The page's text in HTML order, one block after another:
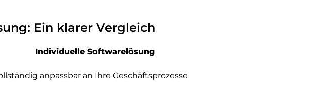
Ein klarer Vergleich
Individuelle Softwarelösung
anpassbar an Ihre Geschäftsprozesse